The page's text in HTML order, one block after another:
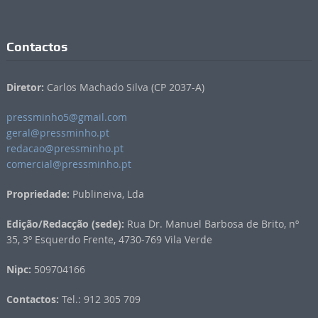
Contactos
Diretor: Carlos Machado Silva (CP 2037-A)
pressminho5@gmail.com
geral@pressminho.pt
redacao@pressminho.pt
comercial@pressminho.pt
Propriedade: Publineiva, Lda
Edição/Redacção (sede): Rua Dr. Manuel Barbosa de Brito, nº
35, 3º Esquerdo Frente, 4730-769 Vila Verde
Nipc: 509704166
Contactos: Tel.: 912 305 709